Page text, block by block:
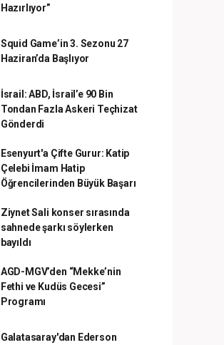
Hazırlıyor”
Squid Game’in 3. Sezonu 27
Haziran’da Başlıyor
İsrail: ABD, İsrail’e 90 Bin
Tondan Fazla Askeri Teçhizat
Gönderdi
Esenyurt'a Çifte Gurur: Katip
Çelebi İmam Hatip
Öğrencilerinden Büyük Başarı
Ziynet Sali konser sırasında
sahnede şarkı söylerken
bayıldı
AGD-MGV’den “Mekke’nin
Fethi ve Kudüs Gecesi”
Programı
Galatasaray'dan Ederson